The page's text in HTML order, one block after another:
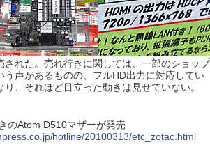
された。売れ行きに関しては、一部のショップ
う声があるものの、フルHD出力に対応してい
、それほど目立った動きは見せていない。
のAtom D510マザーが発売
hotline/20100313/etc_zotac.html